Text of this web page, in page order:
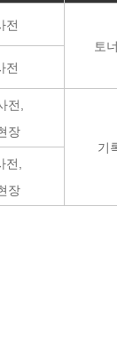
전
토
전
전,
장
기
전,
장